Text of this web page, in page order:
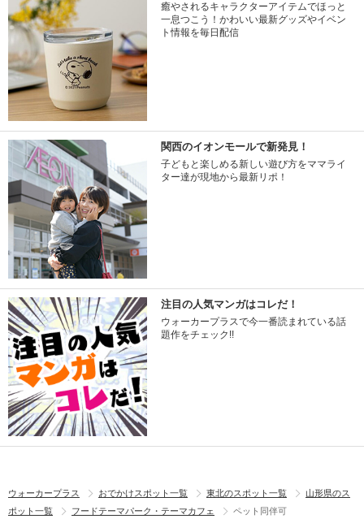
癒やされるキャラクターアイテムでほっと
一息つこう！かわいい最新グッズやイベン
ト情報を毎日配信
関西のイオンモールで新発見！
子どもと楽しめる新しい遊び方をママライ
ター達が現地から最新リポ！
注目の人気マンガはコレだ！
ウォーカープラスで今一番読まれている話
題作をチェック!!
ウォーカープラス おでかけスポット一覧 東北のスポット一覧
山形県のス
ポット一覧
フードテーマパーク・テーマカフェ ペット同伴可